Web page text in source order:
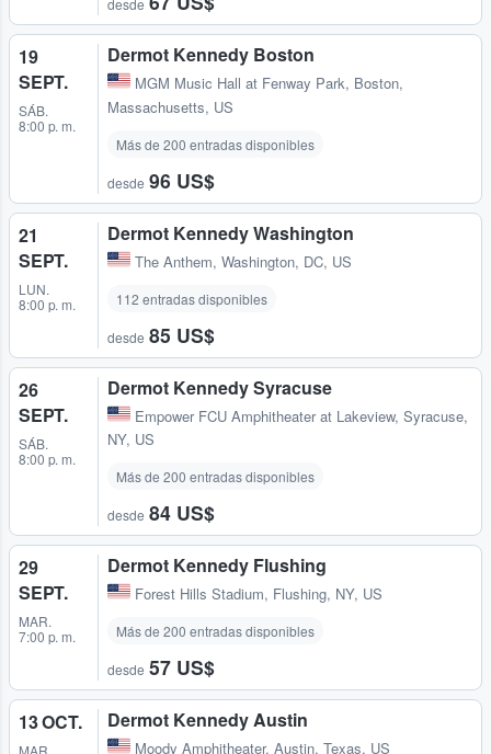
desde
19
SEPT.
SÁB.
8:00 p. m.
Dermot Kennedy Boston
MGM Music Hall at Fenway Park, Boston,
Massachusetts, US
Más de 200 entradas disponibles
desde 96 US$
21
SEPT.
LUN.
8:00 p. m.
Dermot Kennedy Washington
The Anthem, Washington, DC, US
112 entradas disponibles
desde 85 US$
26
SEPT.
SÁB.
8:00 p. m.
Dermot Kennedy Syracuse
Empower FCU Amphitheater at Lakeview, Syracuse,
NY, US
Más de 200 entradas disponibles
desde 84 US$
29
SEPT.
MAR.
7:00 p. m.
Dermot Kennedy Flushing
Forest Hills Stadium, Flushing, NY, US
Más de 200 entradas disponibles
desde 57 US$
13 OCT.
MAR.
Dermot Kennedy Austin
Moody Amphitheater, Austin, Texas, US